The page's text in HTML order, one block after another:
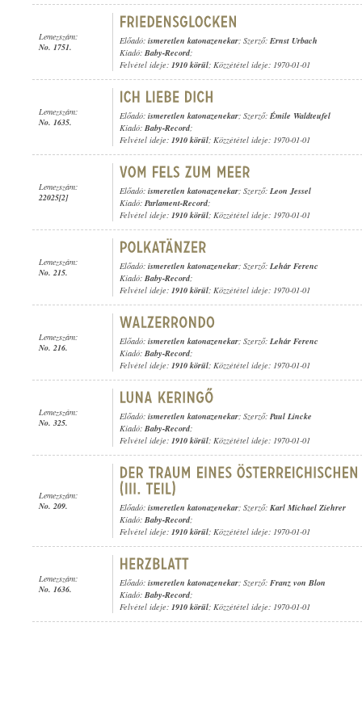
Lemezszám:
No. 1751.
Előadó: ismeretlen katonazenekar; Szerző: Ernst Urbach
Kiadó: Baby-Record;
Felvétel ideje: 1910 körül; Közzététel ideje: 1970-01-01
Lemezszám:
No. 1635.
Előadó: ismeretlen katonazenekar; Szerző: Émile Waldteufel
Kiadó: Baby-Record;
Felvétel ideje: 1910 körül; Közzététel ideje: 1970-01-01
Lemezszám:
22025[2]
Előadó: ismeretlen katonazenekar; Szerző: Leon Jessel
Kiadó: Parlament-Record;
Felvétel ideje: 1910 körül; Közzététel ideje: 1970-01-01
Lemezszám:
No. 215.
Előadó: ismeretlen katonazenekar; Szerző: Lehár Ferenc
Kiadó: Baby-Record;
Felvétel ideje: 1910 körül; Közzététel ideje: 1970-01-01
Lemezszám:
No. 216.
Előadó: ismeretlen katonazenekar; Szerző: Lehár Ferenc
Kiadó: Baby-Record;
Felvétel ideje: 1910 körül; Közzététel ideje: 1970-01-01
Lemezszám:
No. 325.
Előadó: ismeretlen katonazenekar; Szerző: Paul Lincke
Kiadó: Baby-Record;
Felvétel ideje: 1910 körül; Közzététel ideje: 1970-01-01
Lemezszám:
No. 209.
Előadó: ismeretlen katonazenekar; Szerző: Karl Michael Ziehrer
Kiadó: Baby-Record;
Felvétel ideje: 1910 körül; Közzététel ideje: 1970-01-01
Lemezszám:
No. 1636.
Előadó: ismeretlen katonazenekar; Szerző: Franz von Blon
Kiadó: Baby-Record;
Felvétel ideje: 1910 körül; Közzététel ideje: 1970-01-01